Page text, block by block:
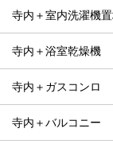
寺内＋室内洗濯機
寺内＋浴室乾燥機
寺内＋ガスコンロ
寺内＋バルコニー